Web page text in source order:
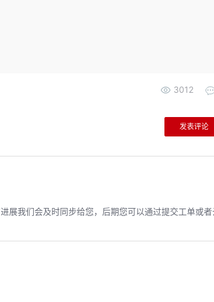
3012
发表评论
展我们会及时同步给您，后期您可以通过提交工单或者